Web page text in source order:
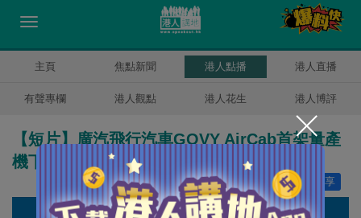
主頁 焦點新聞 港人點播 港人直播
有聲專欄 港人觀點 港人花生 港人博評
【短片】廣汽飛行汽車GOVY AirCab首架量產
機下線 低空出行可成真
分享
讚好 1